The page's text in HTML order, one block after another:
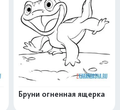
Бруни огненная ящерка